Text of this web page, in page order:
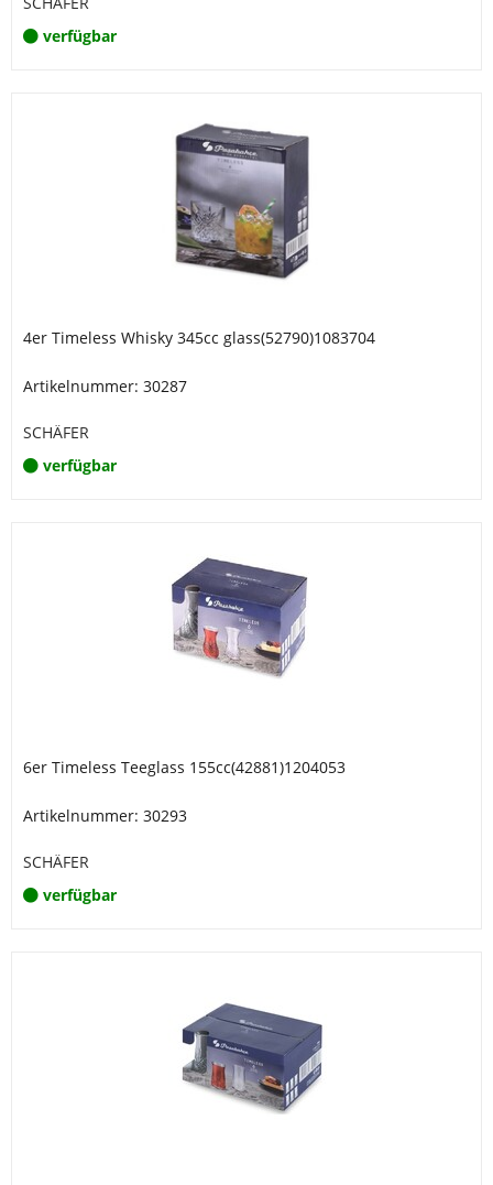
verfügbar
4er Timeless Whisky 345cc glass(52790)1083704
Artikelnummer: 30287
SCHÄFER
verfügbar
6er Timeless Teeglass 155cc(42881)1204053
Artikelnummer: 30293
SCHÄFER
verfügbar